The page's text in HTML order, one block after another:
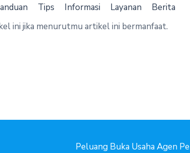
Tips Informasi Layanan
Berita
ini jika menurutmu artikel ini bermanfaat.
Peluang Buka Usaha Agen